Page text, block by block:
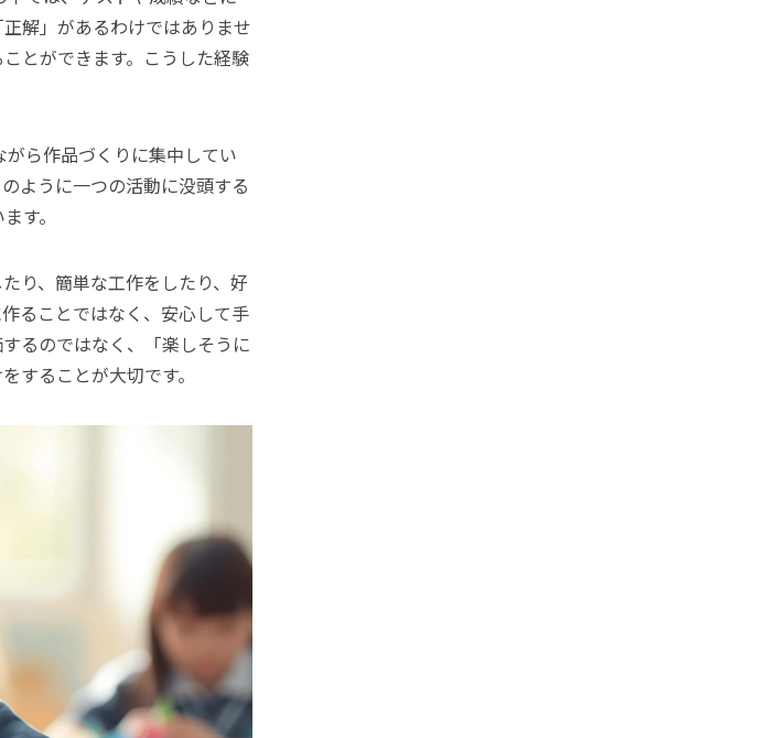
解」があるわけではありませ
とができます。こうした経験
ら作品づくりに集中してい
ように一つの活動に没頭する
す。
り、簡単な工作をしたり、好
ることではなく、安心して手
るのではなく、「楽しそうに
することが大切です。